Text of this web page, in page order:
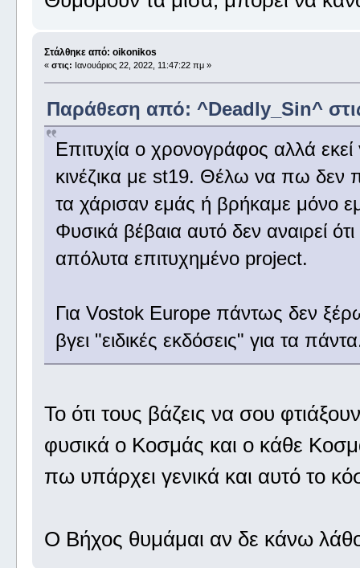
Στάλθηκε από: oikonikos
« στις: Ιανουάριος 22, 2022, 11:47:22 πμ »
Παράθεση από: ^Deadly_Sin^
Επιτυχία ο χρονογράφος αλλά εκεί
κινέζικα με st19. Θέλω να πω δεν
τα χάρισαν εμάς ή βρήκαμε μόνο
Φυσικά βέβαια αυτό δεν αναιρεί
απόλυτα επιτυχημένο project.
Για Vostok Europe πάντως δεν
βγει "ειδικές εκδόσεις" για τα
Το ότι τους βάζεις να σου
φυσικά ο Κοσμάς και ο κάθε
πω υπάρχει γενικά και αυτό το
Ο Βήχος θυμάμαι αν δε κάνω